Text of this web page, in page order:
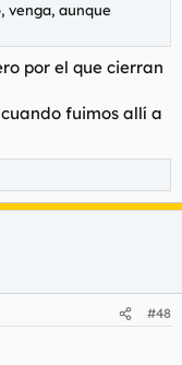
venga, aunque
por el que cierran
fuimos allí a
#48